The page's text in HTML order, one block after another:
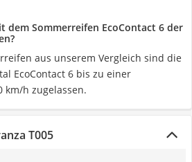
dem Sommerreifen EcoContact 6 der
aus unserem Vergleich sind die
EcoContact 6 bis zu einer
km/h zugelassen.
T005